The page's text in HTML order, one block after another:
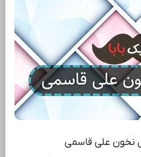
نخون علی قاسمی